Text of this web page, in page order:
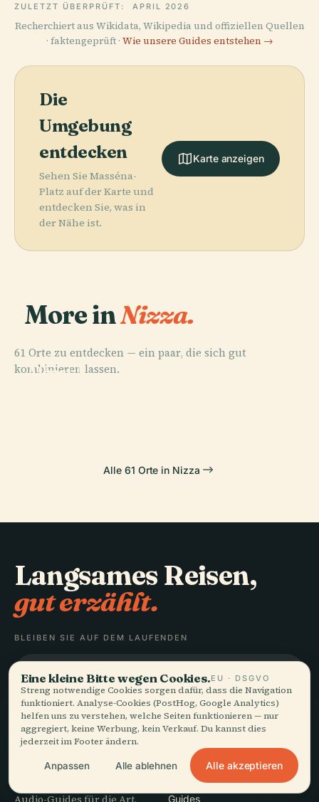
ZULETZT ÜBERPRÜFT: APRIL 2026
Recherchiert aus Wikidata, Wikipedia und offiziellen Quellen
· faktengeprüft · Wie unsere Guides entstehen →
Die
Umgebung
entdecken
Sehen Sie Masséna-
Platz auf der Karte und
entdecken Sie, was in
der Nähe ist.
Karte anzeigen
More inNizza.
61 Orte zu entdecken — ein paar, die sich gut
kombinieren lassen.
PLACE
Albert-I.-
PLACE
Alle 61 Orte in Nizza
Langsames Reisen,
gut erzählt.
BLEIBEN SIE AUF DEM LAUFENDEN
Beitreten
Audiala ENTDECKEN
Reiseziele
Guides
Eine kleine Bitte wegen Cookies.EU · DSGVO
Streng notwendige Cookies sorgen dafür, dass die Navigation
funktioniert. Analyse-Cookies (PostHog, Google Analytics)
helfen uns zu verstehen, welche Seiten funktionieren — nur
aggregiert, keine Werbung, kein Verkauf. Du kannst dies
jederzeit im Footer ändern.
Anpassen Alle ablehnen Alle akzeptieren